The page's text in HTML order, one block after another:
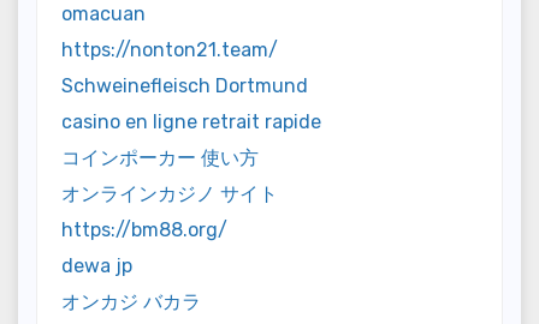
omacuan
https://nonton21.team/
Schweinefleisch Dortmund
casino en ligne retrait rapide
コインポーカー 使い方
オンラインカジノ サイト
https://bm88.org/
dewa jp
オンカジ バカラ